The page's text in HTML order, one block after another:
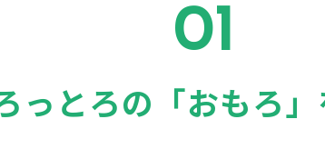
01
っとろの「おもろ」